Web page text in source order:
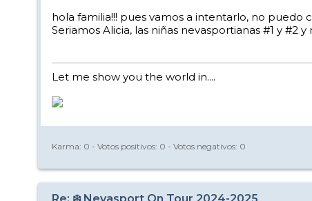
hola familia!!! pues vamos a intentarlo, no
Seriamos Alicia, las niñas nevasportianas #1 y #2
Let me show you the world in....
Karma: 0 - Votos positivos: 0 - Votos negativos: 0